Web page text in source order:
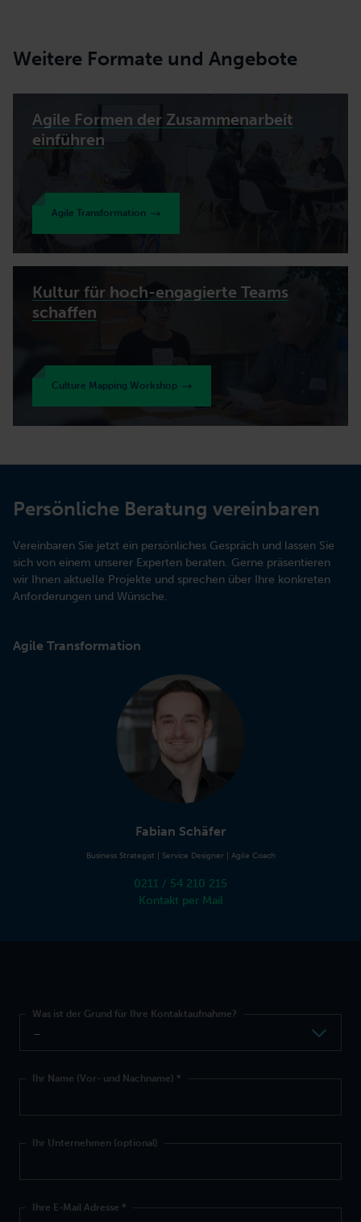
Weitere Formate und Angebote
Agile Formen der Zusammenarbeit
einführen
Agile Transformation
Kultur für hoch-engagierte Teams
schaffen
Culture Mapping Workshop
Persönliche Beratung vereinbaren
Vereinbaren Sie jetzt ein persönliches Gespräch und lassen Sie
sich von einem unserer Experten beraten. Gerne präsentieren
wir Ihnen aktuelle Projekte und sprechen über Ihre konkreten
Anforderungen und Wünsche.
Agile Transformation
Fabian Schäfer
Business Strategist | Service Designer | Agile Coach
0211 / 54 210 215
Kontakt per Mail
Was ist der Grund für Ihre Kontaktaufnahme?
Ihr Name (Vor- und Nachname) *
Ihr Unternehmen (optional)
Ihre E-Mail Adresse *